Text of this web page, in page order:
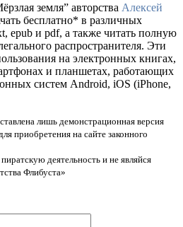
земля” авторства Алексей
бесплатно* в различных
epub и pdf, а также читать полную
распространителя. Эти
на электронных книгах,
и планшетах, работающих
систем Android, iOS (iPhone,
лишь демонстрационная версия
приобретения на сайте законного
деятельность и не являйся
Флибуста»